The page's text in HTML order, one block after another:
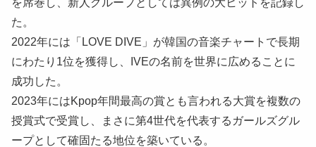
た。
2022年には「LOVE DIVE」が韓国の音楽チャートで長期
にわたり1位を獲得し、IVEの名前を世界に広めることに
成功した。
2023年にはKpop年間最高の賞とも言われる大賞を複数の
授賞式で受賞し、まさに第4世代を代表するガールズグル
ープとして確固たる地位を築いている。